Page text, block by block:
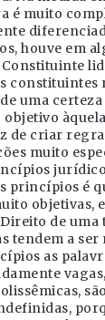
é muito
houve em
Constituinte
constituintes
uma
de criar
muito
princípios é
objetivas,
de uma
tendem a ser
as
são